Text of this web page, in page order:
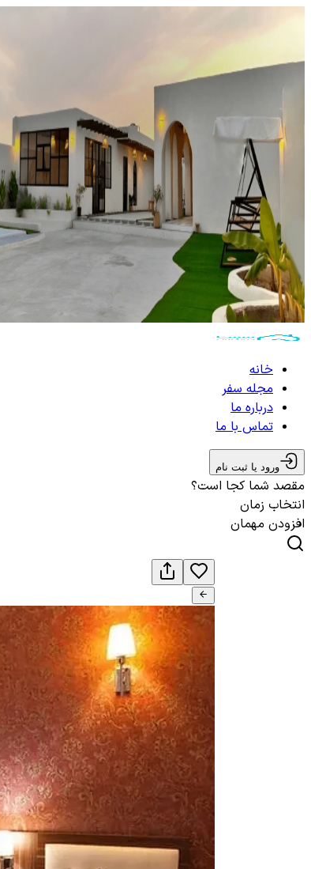
خانه
مجله سفر
درباره ما
تماس با ما
ورود یا ثبت نام
مقصد شما کجا است؟
انتخاب زمان
افزودن مهمان